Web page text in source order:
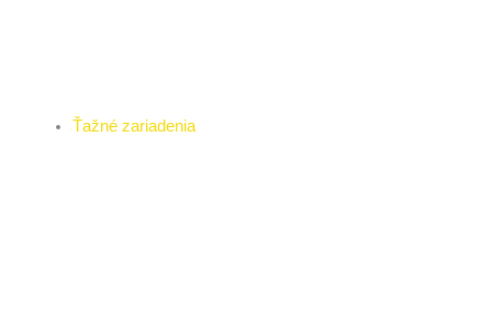
Ťažné zariadenia